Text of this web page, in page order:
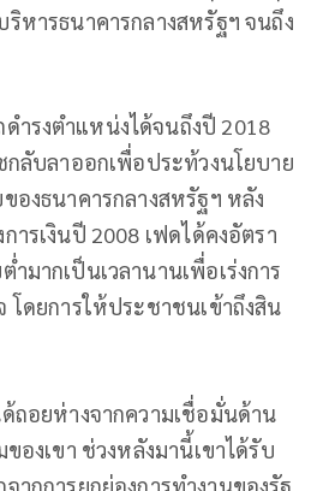
หารธนาคารกลางสหรัฐฯ จนถึง
ำรงตำแหน่งได้จนถึงปี 2018
ลับลาออกเพื่อประท้วงนโยบาย
องธนาคารกลางสหรัฐฯ หลัง
ารเงินปี 2008 เฟดได้คงอัตรา
ำมากเป็นเวลานานเพื่อเร่งการ
โดยการให้ประชาชนเข้าถึงสิน
ถอยห่างจากความเชื่อมั่นด้าน
ของเขา ช่วงหลังมานี้เขาได้รับ
ากการยกย่องการทำงานของรัฐ